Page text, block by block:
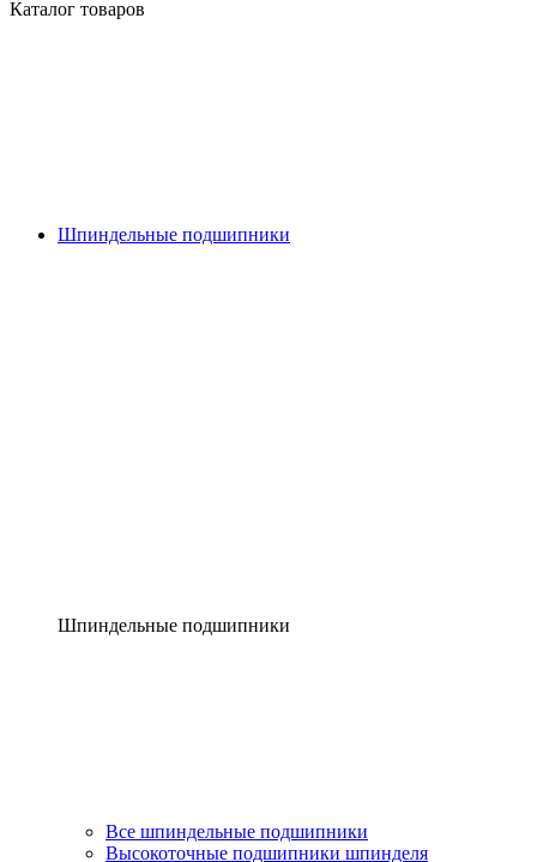
Каталог товаров
Шпиндельные подшипники
Шпиндельные подшипники
Все шпиндельные подшипники
Высокоточные подшипники шпинделя